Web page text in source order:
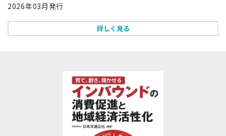
2026年03月発行
詳しく見る